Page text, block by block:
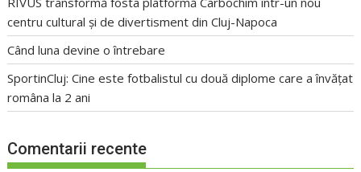
centru cultural și de divertisment din Cluj-Napoca
Când luna devine o întrebare
SportinCluj: Cine este fotbalistul cu două diplome care a învățat
româna la 2 ani
Comentarii recente